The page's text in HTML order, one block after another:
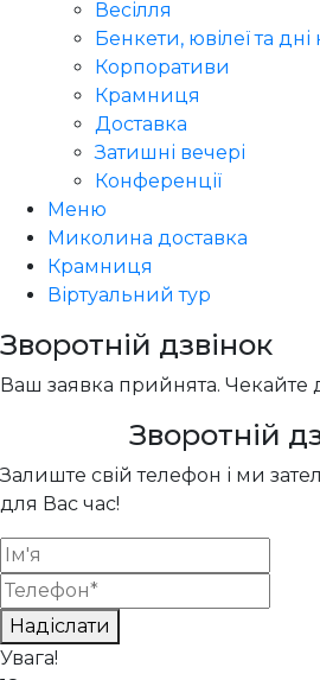
Весілля
Бенкети, ювілеї та
Корпоративи
Крамниця
Доставка
Затишні вечері
Конференції
Меню
Миколина доставка
Крамниця
Віртуальний тур
Зворотній дзвінок
Ваш заявка прийнята. Чекайте
Зворотній
Залиште свій телефон і ми
для Вас час!
Надіслати
Увага!